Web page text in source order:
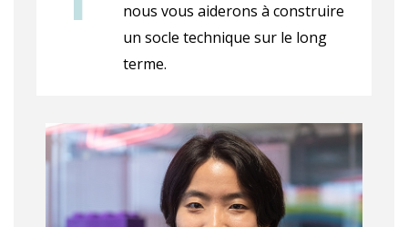
nous vous aiderons à construire
un socle technique sur le long
terme.